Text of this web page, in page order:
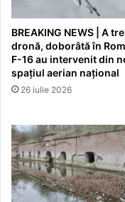
BREAKING NEWS | A
dronă, doborâtă în
F-16 au intervenit din
spațiul aerian național
26 iulie 2026